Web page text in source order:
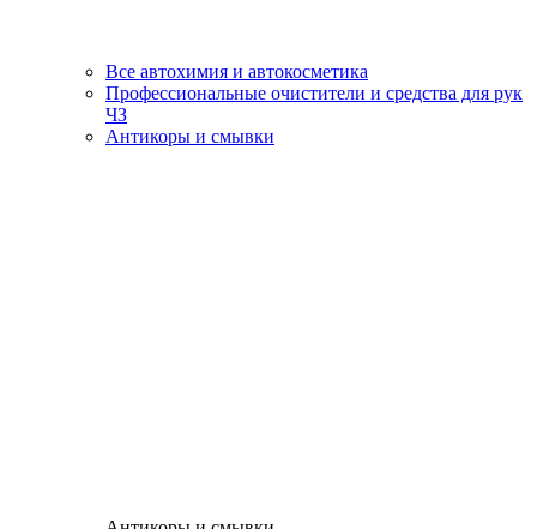
Все автохимия и автокосметика
Профессиональные очистители и средства для рук
ЧЗ
Антикоры и смывки